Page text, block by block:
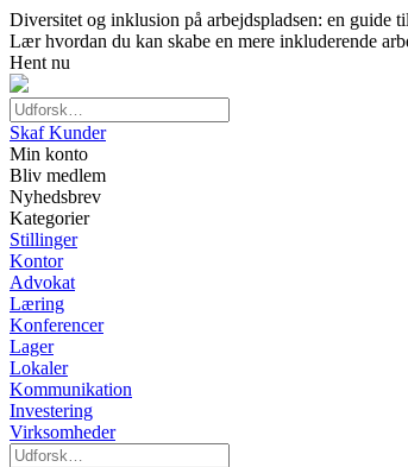
Diversitet og inklusion på arbejdspladsen: en guide
Lær hvordan du kan skabe en mere inkluderende
Hent nu
Skaf Kunder
Min konto
Bliv medlem
Nyhedsbrev
Kategorier
Stillinger
Kontor
Advokat
Læring
Konferencer
Lager
Lokaler
Kommunikation
Investering
Virksomheder